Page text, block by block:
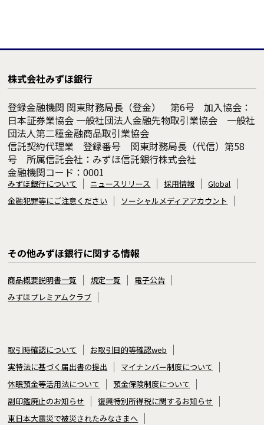
株式会社みずほ銀行
登録金融機関 関東財務局長（登金） 第6号 加入協会：
日本証券業協会 一般社団法人金融先物取引業協会 一般社
団法人第二種金融商品取引業協会
信託契約代理業 登録番号 関東財務局長（代信）第58
号 所属信託会社：みずほ信託銀行株式会社
金融機関コード：0001
みずほ銀行について ニュースリリース 採用情報
Global
金融犯罪等にご注意ください
ソーシャルメディアアカウント
その他みずほ銀行に関する情報
商品概要説明書一覧 規定一覧
電子公告
みずほプレミアムクラブ
取引時確認について
お取引目的等確認web
実特法に基づく届出書の提出
マイナンバー制度について
休眠預金等活用法について
預金保険制度について
副印鑑廃止のお知らせ
復興特別所得税に関するお知らせ
東日本大震災で被災されたみなさまへ